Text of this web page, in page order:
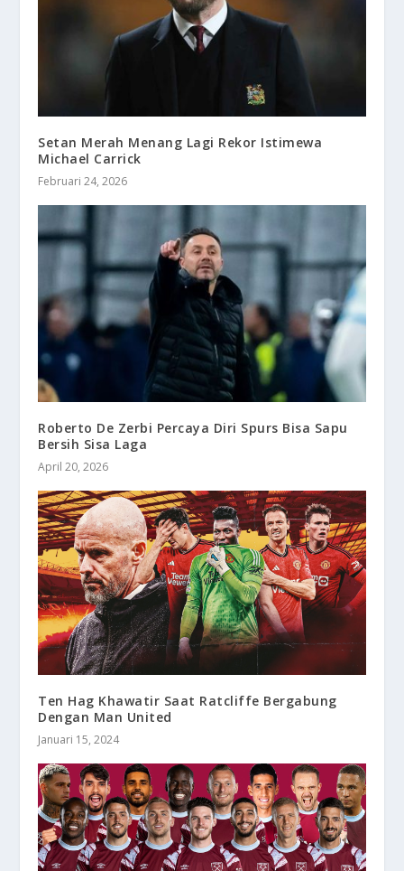
Setan Merah Menang Lagi Rekor Istimewa
Michael Carrick
Februari 24, 2026
Roberto De Zerbi Percaya Diri Spurs Bisa Sapu
Bersih Sisa Laga
April 20, 2026
Ten Hag Khawatir Saat Ratcliffe Bergabung
Dengan Man United
Januari 15, 2024